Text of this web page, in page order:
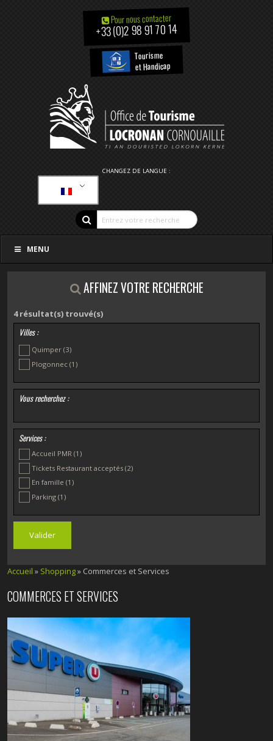
Pour nous contacter
+33 (0)2 98 91 70 14
Tourisme
et Handicap
CHANGEZ DE LANGUE :
MENU
AFFINEZ VOTRE RECHERCHE
4résultat(s) trouvé(s)
Villes :
Quimper(3)
Plogonnec(1)
Vous recherchez :
Services :
Accueil PMR(1)
Tickets Restaurant acceptés(2)
En famille(1)
Parking(1)
Accueil » Shopping» Commerces et Services
COMMERCES ET SERVICES